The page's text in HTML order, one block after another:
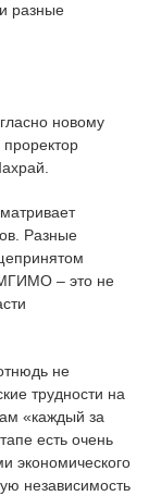
разные
новому
Разные
– это не
не
трудности на
«каждый за
есть очень
экономического
независимость